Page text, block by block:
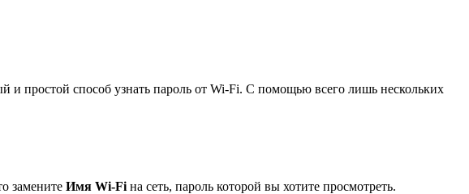
простой способ узнать пароль от Wi-Fi. С помощью всего лишь нескольких
замените Имя Wi-Fi на сеть, пароль которой вы хотите просмотреть.